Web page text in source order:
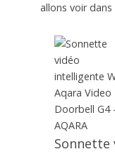
allons voir dans
Sonnette